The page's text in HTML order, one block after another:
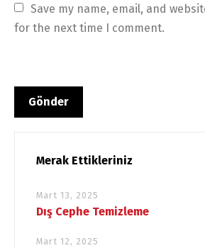
Save my name, email, and
for the next time I comment.
Merak Ettikleriniz
Mart 13, 2025
Dış Cephe Temizleme
Mart 12, 2025